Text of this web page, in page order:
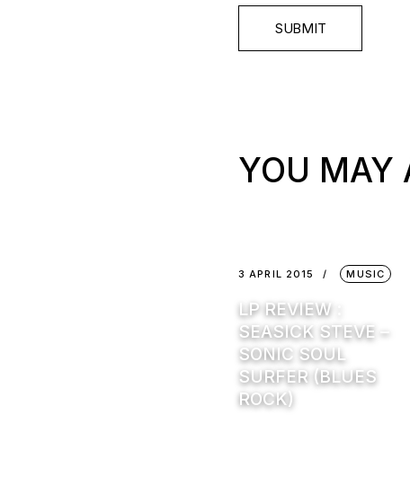
SUBMIT
YOU MAY
3 APRIL 2015 MUSIC
LP REVIEW :
SEASICK STEVE –
SONIC SOUL
SURFER (BLUES
ROCK)